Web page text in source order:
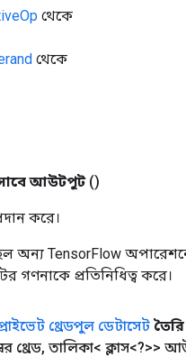
থেকে
থেকে
আউটপুট ()
করে।
অন্য TensorFlow
গণনাকে প্রতিনিধিত্ব করে।
থ্রেডপুল ডেটাসেট
থ্রেড, তালিকা< ক্লাস<?>>